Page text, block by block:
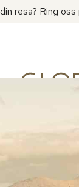
resa? Ring oss